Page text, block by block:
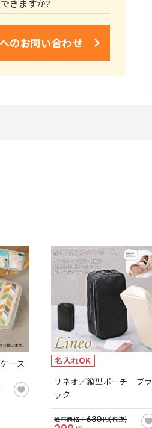
きますか?
のお問い合わせ
ース
名入れOK
リネオ／縦型ポーチ ブラ
ック
通常価格：630円(税抜)